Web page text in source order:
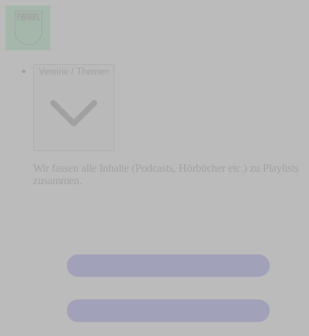
Vereine / Themen
Wir fassen alle Inhalte (Podcasts, Hörbücher etc.) zu Playlists
zusammen.